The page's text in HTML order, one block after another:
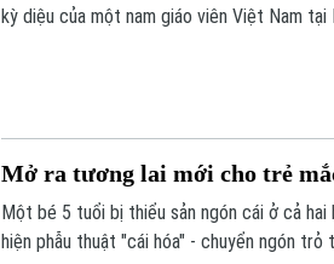
kỳ diệu của một nam giáo viên Việt Nam
Mở ra tương lai mới cho trẻ
Một bé 5 tuổi bị thiểu sản ngón cái ở cả
hiện phẫu thuật "cái hóa" - chuyển ngón